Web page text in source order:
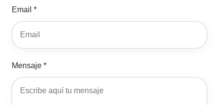
Email *
Mensaje *